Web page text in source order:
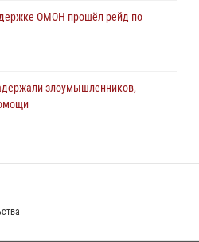
ОМОН прошёл рейд по
злоумышленников,